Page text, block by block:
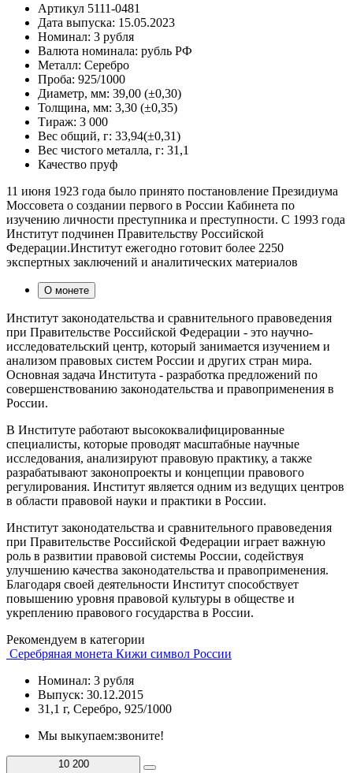
Артикул 5111-0481
Дата выпуска: 15.05.2023
Номинал: 3 рубля
Валюта номинала: рубль РФ
Металл: Серебро
Проба: 925/1000
Диаметр, мм: 39,00 (±0,30)
Толщина, мм: 3,30 (±0,35)
Тираж: 3 000
Вес общий, г: 33,94(±0,31)
Вес чистого металла, г: 31,1
Качество пруф
11 июня 1923 года было принято постановление Президиума
Моссовета о создании первого в России Кабинета по
изучению личности преступника и преступности. С 1993 года
Институт подчинен Правительству Российской
Федерации.Институт ежегодно готовит более 2250
экспертных заключений и аналитических материалов
О монете
Институт законодательства и сравнительного правоведения
при Правительстве Российской Федерации - это научно-
исследовательский центр, который занимается изучением и
анализом правовых систем России и других стран мира.
Основная задача Института - разработка предложений по
совершенствованию законодательства и правоприменения в
России.
В Институте работают высококвалифицированные
специалисты, которые проводят масштабные научные
исследования, анализируют правовую практику, а также
разрабатывают законопроекты и концепции правового
регулирования. Институт является одним из ведущих центров
в области правовой науки и практики в России.
Институт законодательства и сравнительного правоведения
при Правительстве Российской Федерации играет важную
роль в развитии правовой системы России, содействуя
улучшению качества законодательства и правоприменения.
Благодаря своей деятельности Институт способствует
повышению уровня правовой культуры в обществе и
укреплению правового государства в России.
Рекомендуем в категории
Серебряная монета Кижи символ России
Номинал: 3 рубля
Выпуск: 30.12.2015
31,1 г, Серебро, 925/1000
Мы выкупаем:звоните!
10 200